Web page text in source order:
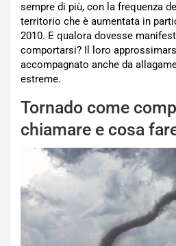
sempre di più, con la frequenza
territorio che è aumentata in
2010. E qualora dovesse
comportarsi? Il loro
accompagnato anche da
estreme.
Tornado come
chiamare e cosa